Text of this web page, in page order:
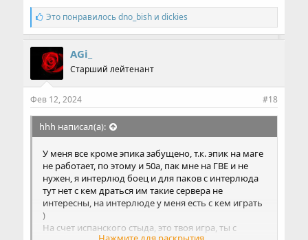
С
и
м
п
а
т
и
:
Это понравилосьdno_bish иdickies
AGi_
Старший лейтенант
Фев 12, 2024 #18
hhh написал(а):
У меня все кроме эпика забущено, т.к. эпик на маге
не работает, по этому и 50а, пак мне на ГВЕ и не
нужен, я интерлюд боец и для паков с интерлюда
тут нет с кем драться им такие сервера не
интересны, на интерлюде у меня есть с кем играть
)
На счет испанского стыда, это твоя игра, ты с